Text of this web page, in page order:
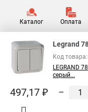
Каталог Оплата
Legrand
Код
LEGRAND
серый...
497,17 ₽ –